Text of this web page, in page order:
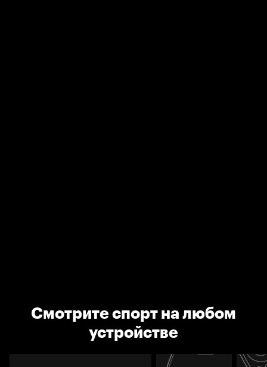
Смотрите спорт на любом
устройстве